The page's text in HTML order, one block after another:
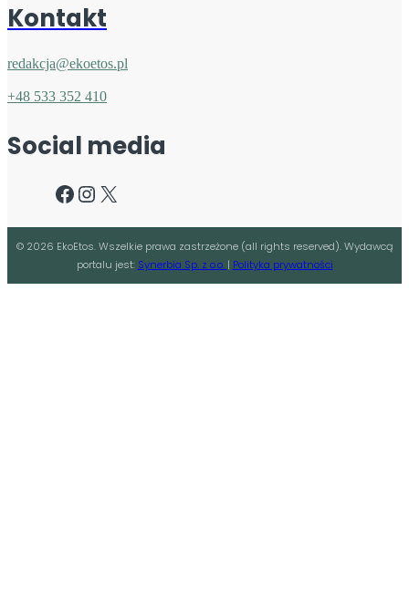
Kontakt
redakcja@ekoetos.pl
+48 533 352 410
Social media
Facebook
Instagram
X
© 2026 EkoEtos. Wszelkie prawa zastrzeżone (all rights reserved). Wydawcą
portalu jest: Synerbia Sp. z o.o. | Polityka prywatności